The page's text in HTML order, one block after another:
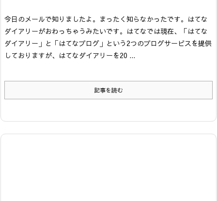
今日のメールで知りましたよ。まったく知らなかったです。はてな
ダイアリーがおわっちゃうみたいです。 はてなでは現在、「はてな
ダイアリー」と「はてなブログ」という2つのブログサービスを提供
しておりますが、はてなダイアリーを20 ...
記事を読む